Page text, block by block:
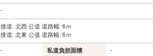
-
接道: 北西 公道 道路幅: 6ｍ
接道: 北東 公道 道路幅: 6ｍ
- 私道負担面積 -